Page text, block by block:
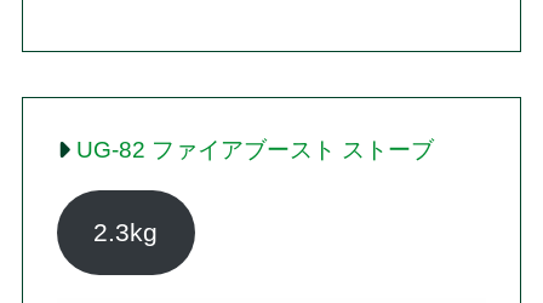
UG-82 ファイアブースト ストーブ
2.3kg